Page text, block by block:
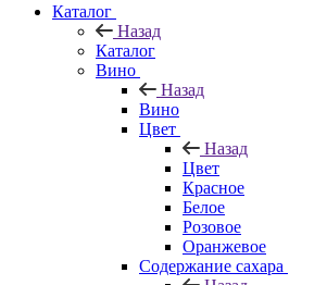
Каталог
Назад
Каталог
Вино
Назад
Вино
Цвет
Назад
Цвет
Красное
Белое
Розовое
Оранжевое
Содержание сахара